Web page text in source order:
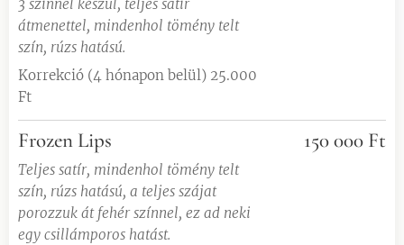
3 színnel készül, teljes satír
átmenettel, mindenhol tömény telt
szín, rúzs hatású.
Korrekció (4 hónapon belül) 25.000
Ft
Frozen Lips
Teljes satír, mindenhol tömény telt
szín, rúzs hatású, a teljes szájat
porozzuk át fehér színnel, ez ad neki
egy csillámporos hatást.
150 000 Ft